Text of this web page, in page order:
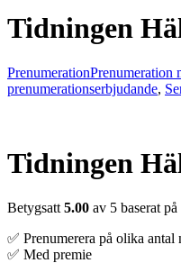
Tidningen
PrenumerationPrenumeration
prenumerationserbjudande,
Tidningen
Betygsatt 5.00 av 5 baserat på
✅ Prenumerera på olika antal
✅ Med premie